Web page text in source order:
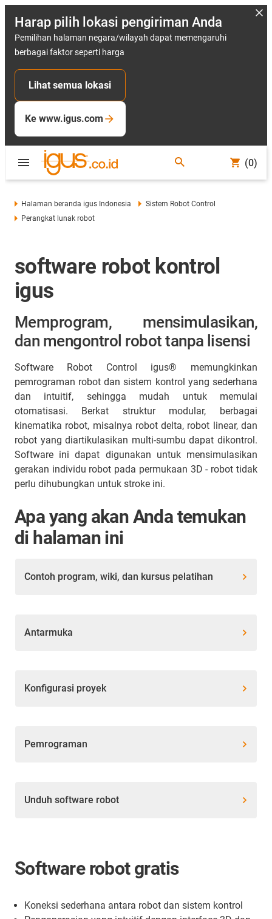
Harap pilih lokasi pengiriman Anda
Pemilihan halaman negara/wilayah dapat memengaruhi
berbagai faktor seperti harga
Lihat semua lokasi
Ke www.igus.com
(0)
Halaman beranda igus Indonesia
Sistem Robot Control
Perangkat lunak robot
software robot kontrol
igus
Memprogram, mensimulasikan,
dan mengontrol robot tanpa lisensi
Software Robot Control igus® memungkinkan
pemrograman robot dan sistem kontrol yang sederhana
dan intuitif, sehingga mudah untuk memulai
otomatisasi. Berkat struktur modular, berbagai
kinematika robot, misalnya robot delta, robot linear, dan
robot yang diartikulasikan multi-sumbu dapat dikontrol.
Software ini dapat digunakan untuk mensimulasikan
gerakan individu robot pada permukaan 3D - robot tidak
perlu dihubungkan untuk stroke ini.
Apa yang akan Anda temukan
di halaman ini
Contoh program, wiki, dan kursus pelatihan
Antarmuka
Konfigurasi proyek
Pemrograman
Unduh software robot
Software robot gratis
Koneksi sederhana antara robot dan sistem kontrol